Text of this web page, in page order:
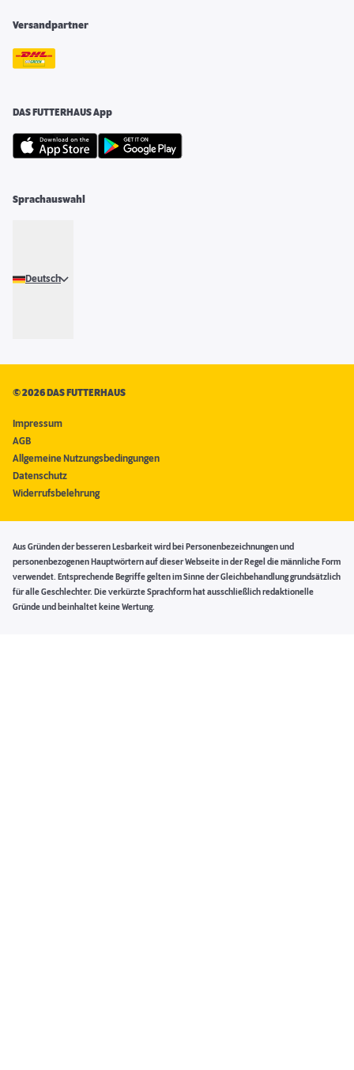
Versandpartner
DAS FUTTERHAUS App
Sprachauswahl
Deutsch
©2026 DAS FUTTERHAUS
Impressum
AGB
Allgemeine Nutzungsbedingungen
Datenschutz
Widerrufsbelehrung
Aus Gründen der besseren Lesbarkeit wird bei Personenbezeichnungen und
personenbezogenen Hauptwörtern auf dieser Webseite in der Regel die männliche Form
verwendet. Entsprechende Begriffe gelten im Sinne der Gleichbehandlung grundsätzlich
für alle Geschlechter. Die verkürzte Sprachform hat ausschließlich redaktionelle
Gründe und beinhaltet keine Wertung.